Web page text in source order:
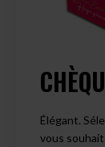
Élégant.
vous